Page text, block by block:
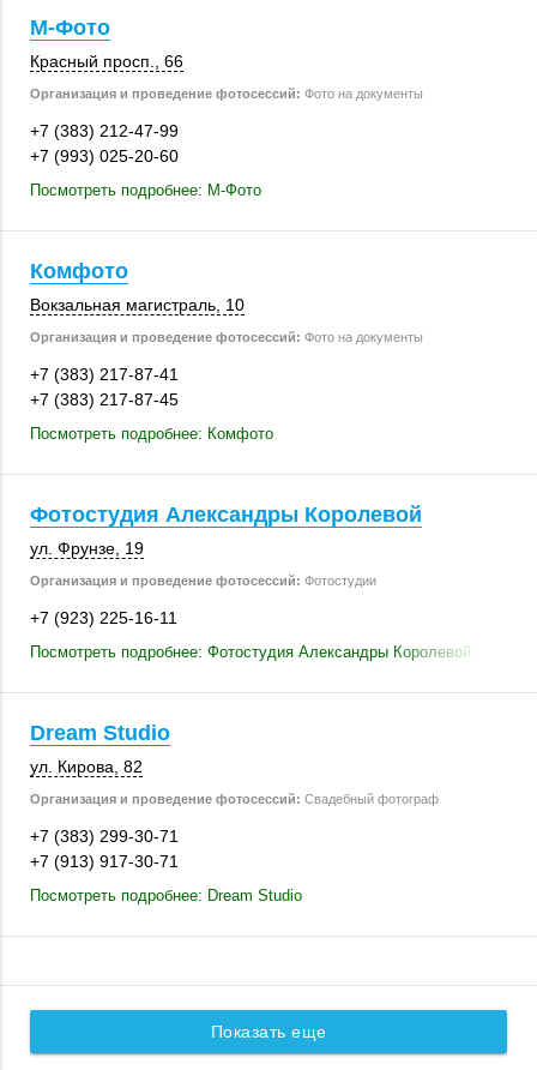
М-Фото
Красный просп., 66
Организация и проведение фотосессий: Фото на документы
+7 (383) 212-47-99
+7 (993) 025-20-60
Посмотреть подробнее: М-Фото
Комфото
Вокзальная магистраль, 10
Организация и проведение фотосессий: Фото на документы
+7 (383) 217-87-41
+7 (383) 217-87-45
Посмотреть подробнее: Комфото
Фотостудия Александры Королевой
ул. Фрунзе, 19
Организация и проведение фотосессий: Фотостудии
+7 (923) 225-16-11
Посмотреть подробнее: Фотостудия Александры Королевой
Dream Studio
ул. Кирова, 82
Организация и проведение фотосессий: Свадебный фотограф
+7 (383) 299-30-71
+7 (913) 917-30-71
Посмотреть подробнее: Dream Studio
Показать еще